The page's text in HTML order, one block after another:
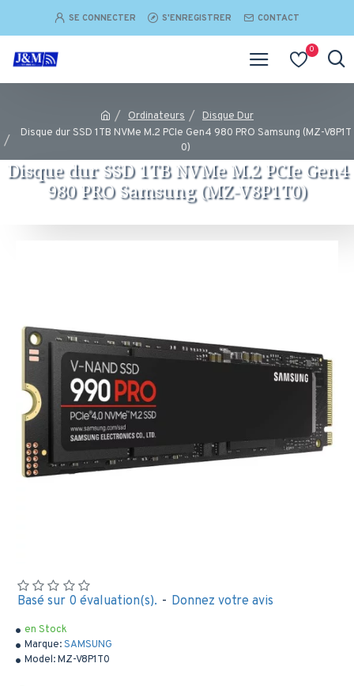
SE CONNECTER S'ENREGISTRER CONTACT
0
Ordinateurs
Disque Dur
Disque dur SSD 1TB NVMe M.2 PCIe Gen4 980 PRO Samsung (MZ-V8P1T
0)
Disque dur SSD 1TB NVMe M.2 PCIe Gen4
980 PRO Samsung (MZ-V8P1T0)
en Stock
Marque:SAMSUNG
Model:MZ-V8P1T0
Basé sur 0 évaluation(s). - Donnez votre avis